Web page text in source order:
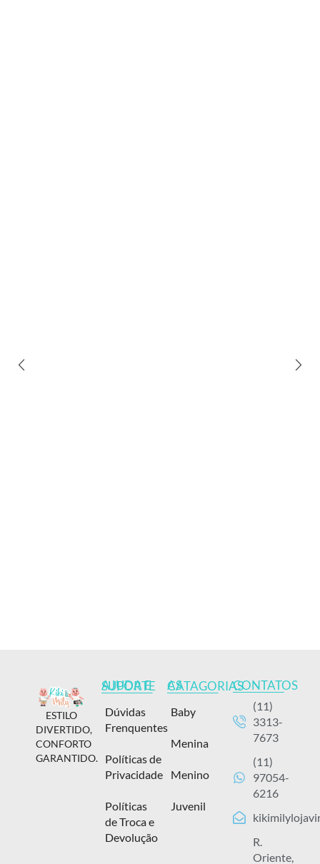
ESTILO
DIVERTIDO,
CONFORTO
GARANTIDO.
AJUDA E SUPORTE
Dúvidas
Frenquentes
Políticas de
Privacidade
Políticas
de Troca e
Devolução
AS CATAGORIAS
Baby
Menina
Menino
Juvenil
CONTATOS
(11)
3313-
7673
(11)
97054-
6216
R.
Oriente,